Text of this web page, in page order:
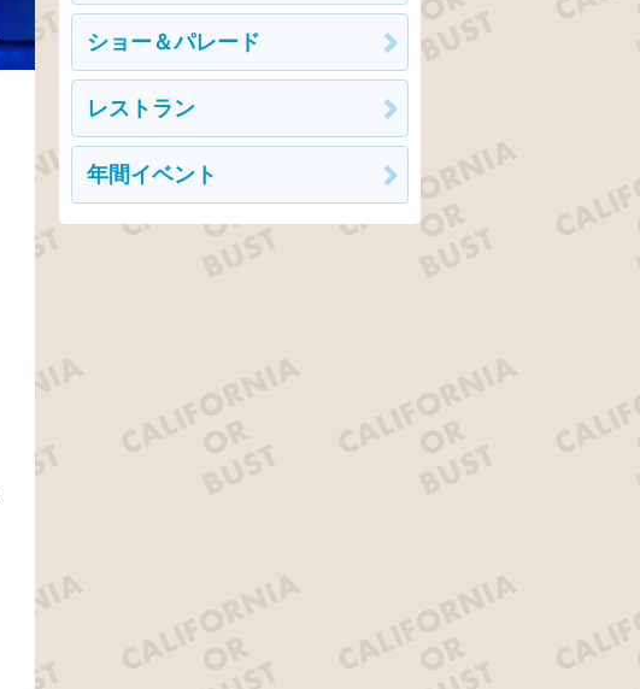
ショー＆パレード
レストラン
年間イベント